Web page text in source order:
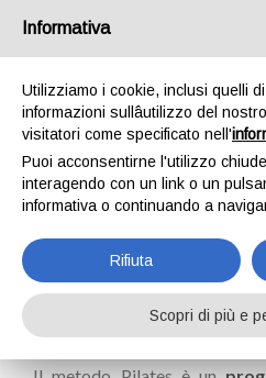
CORSI
Informativa
Utilizziamo i cookie, inclusi quelli
informazioni sullâutilizzo del
visitatori come specificato nell'
Puoi acconsentirne l'utilizzo
interagendo con un link o un
informativa o continuando a
Rifiuta
Scopri di più e